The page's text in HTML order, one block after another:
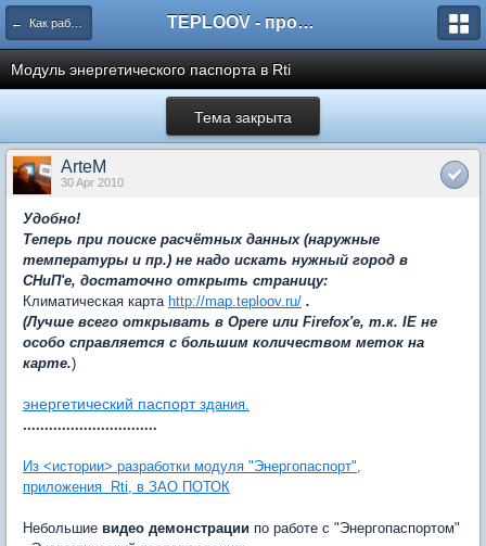
← Как работать с пакетом TeploOV? TEPLOOV - программный комплекс для расчёта систем отопления и вентиляции
Модуль энергетического паспорта в Rti
Тема закрыта
ArteM
30 Apr 2010
Удобно!
Теперь при поиске расчётных данных (наружные
температуры и пр.) не надо искать нужный город в
СНиП'е, достаточно открыть страницу:
Климатическая карта http://map.teploov.ru/ .
(Лучше всего открывать в Opere или Firefox'e, т.к. IE не
особо справляется с большим количеством меток на
карте.)
энергетический паспортздания.
...............................
Из <истории> разработки модуля "Энергопаспорт",
приложения Rti, в ЗАО ПОТОК
Небольшие видео демонстрации по работе с "Энергопаспортом"